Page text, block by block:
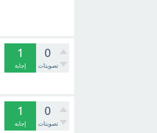
0
تصويتات
1
إجابة
0
تصويتات
1
إجابة